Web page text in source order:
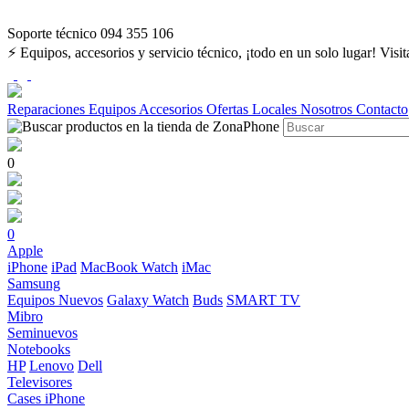
Soporte técnico 094 355 106
⚡ Equipos, accesorios y servicio técnico, ¡todo en un solo lugar!
Reparaciones Equipos Accesorios Ofertas Locales Nosotros Contacto
0
0
Apple
iPhone iPad MacBook Watch iMac
Samsung
Equipos Nuevos Galaxy Watch Buds SMART TV
Mibro
Seminuevos
Notebooks
HP Lenovo Dell
Televisores
Cases iPhone